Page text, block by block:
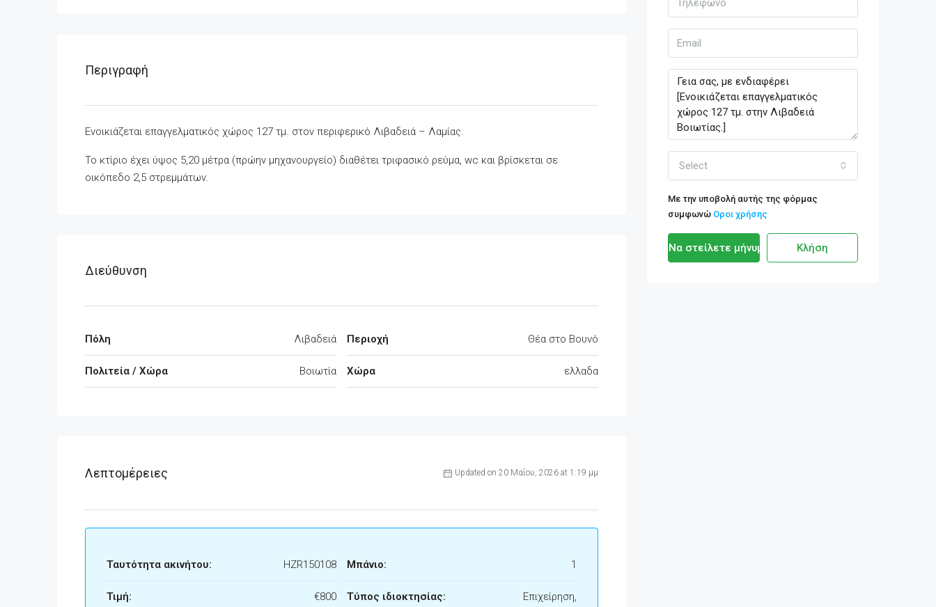
Περιγραφή
Ενοικιάζεται επαγγελματικός χώρος 127 τμ. στον περιφερικό Λιβαδειά – Λαμίας.
Το κτίριο έχει ύψος 5,20 μέτρα (πρώην μηχανουργείο) διαθέτει τριφασικό ρεύμα, wc και βρίσκεται σε
οικόπεδο 2,5 στρεμμάτων.
Διεύθυνση
Πόλη Λιβαδειά
Πολιτεία / Χώρα Βοιωτία
Περιοχή Θέα στο Βουνό
Χώρα ελλαδα
Λεπτομέρειες Updated on 20 Μαΐου, 2026 at 1:19 μμ
Ταυτότητα ακινήτου: HZR150108
Τιμή: €800
Μπάνιο: 1
Τύπος ιδιοκτησίας:
Επιχείρηση,
Select
Με την υποβολή αυτής της φόρμας
συμφωνώ Οροι χρήσης
Να στείλετε μήνυμα Κλήση